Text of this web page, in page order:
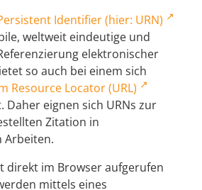
Identifier (hier: URN)
weltweit eindeutige und
elektronischer
so auch bei einem sich
Resource Locator (URL)
eignen sich URNs zur
Zitation in
Arbeiten.
direkt im Browser aufgerufen
mittels eines